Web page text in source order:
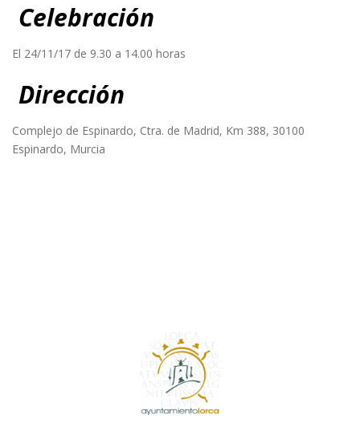
Celebración
El 24/11/17 de 9.30 a 14.00 horas
Dirección
Complejo de Espinardo, Ctra. de Madrid, Km 388, 30100
Espinardo, Murcia